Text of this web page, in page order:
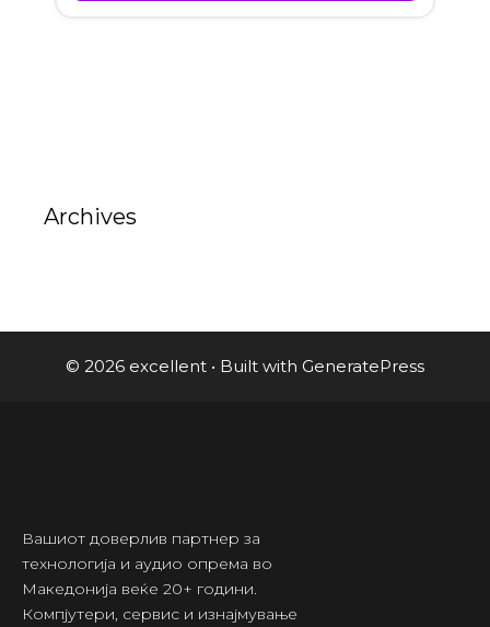
Archives
© 2026 excellent • Built with GeneratePress
Вашиот доверлив партнер за
технологија и аудио опрема во
Македонија веќе 20+ години.
Компјутери, сервис и изнајмување